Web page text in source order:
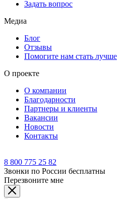
Задать вопрос
Медиа
Блог
Отзывы
Помогите нам стать лучше
О проекте
О компании
Благодарности
Партнеры и клиенты
Вакансии
Новости
Контакты
8 800 775 25 82
Звонки по России бесплатны
Перезвоните мне